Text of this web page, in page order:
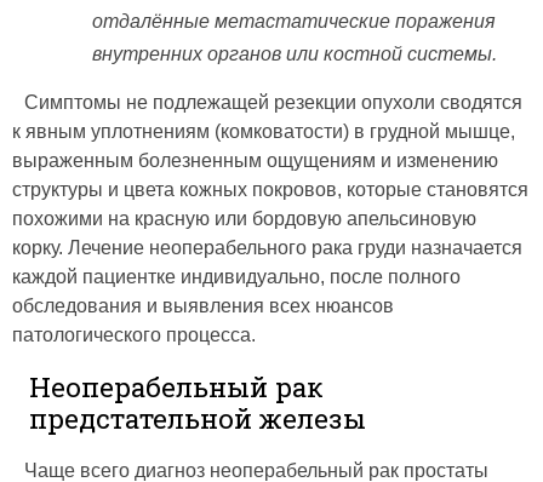
отдалённые метастатические поражения
внутренних органов или костной системы.
Симптомы не подлежащей резекции опухоли сводятся
к явным уплотнениям (комковатости) в грудной мышце,
выраженным болезненным ощущениям и изменению
структуры и цвета кожных покровов, которые становятся
похожими на красную или бордовую апельсиновую
корку. Лечение неоперабельного рака груди назначается
каждой пациентке индивидуально, после полного
обследования и выявления всех нюансов
патологического процесса.
Неоперабельный рак
предстательной железы
Чаще всего диагноз неоперабельный рак простаты